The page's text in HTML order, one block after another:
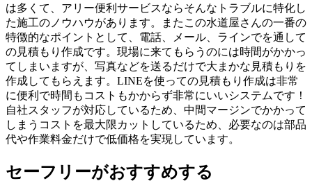
は多くて、アリー便利サービスならそんなトラブルに特化し
た施工のノウハウがあります。またこの水道屋さんの一番の
特徴的なポイントとして、電話、メール、ラインでを通して
の見積もり作成です。現場に来てもらうのには時間がかかっ
てしまいますが、写真などを送るだけで大まかな見積もりを
作成してもらえます。LINEを使っての見積もり作成は非常
に便利で時間もコストもかからず非常にいいシステムです！
自社スタッフが対応しているため、中間マージンでかかって
しまうコストを最大限カットしているため、必要なのは部品
代や作業料金だけで低価格を実現しています。
セーフリーがおすすめする